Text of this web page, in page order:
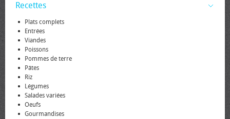
Recettes
Plats complets
Entrées
Viandes
Poissons
Pommes de terre
Pâtes
Riz
Légumes
Salades variées
Oeufs
Gourmandises